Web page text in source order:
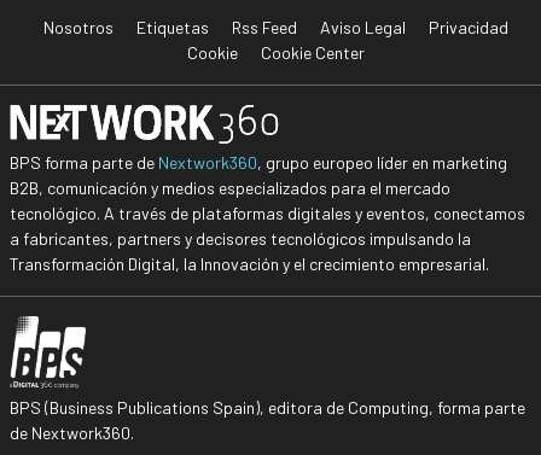
Nosotros Etiquetas Rss Feed Aviso Legal
Privacidad
Cookie
Cookie Center
BPS forma parte de Nextwork360, grupo europeo líder en marketing
B2B, comunicación y medios especializados para el mercado
tecnológico. A través de plataformas digitales y eventos, conectamos
a fabricantes, partners y decisores tecnológicos impulsando la
Transformación Digital, la Innovación y el crecimiento empresarial.
BPS (Business Publications Spain), editora de Computing, forma parte
de Nextwork360.